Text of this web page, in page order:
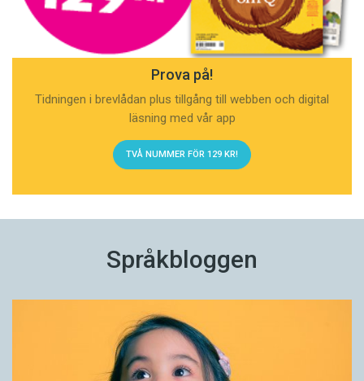
Prova på!
Tidningen i brevlådan plus tillgång till webben och digital
läsning med vår app
TVÅ NUMMER FÖR 129 KR!
Språkbloggen